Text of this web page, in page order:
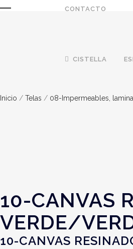
CONTACTO
CISTELLA
Inicio / Telas / 08-Impermeables,
10-CANVAS
VERDE/
10-CANVAS